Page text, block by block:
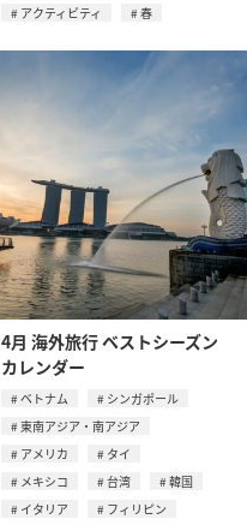
アクティビティ
春
4月 海外旅行 ベストシーズン
カレンダー
ベトナム
シンガポール
東南アジア・南アジア
アメリカ
タイ
メキシコ
台湾
韓国
イタリア
フィリピン